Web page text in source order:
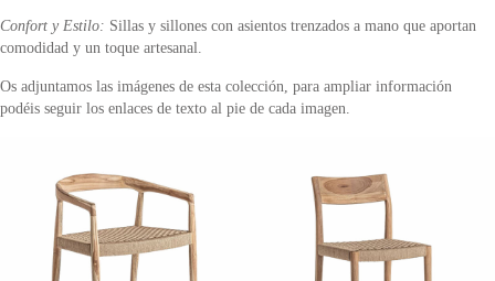
Confort y Estilo: Sillas y sillones con asientos trenzados a mano que aportan
comodidad y un toque artesanal.
Os adjuntamos las imágenes de esta colección, para ampliar información
podéis seguir los enlaces de texto al pie de cada imagen.